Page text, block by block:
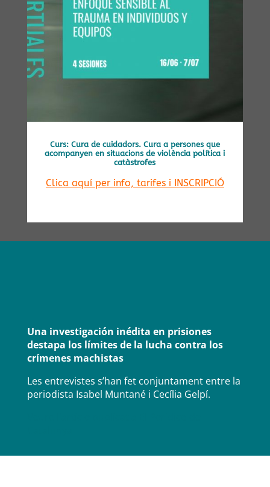
Curs: Cura de cuidadors. Cura a persones que
acompanyen en situacions de violència política i
catàstrofes
Clica aquí per info, tarifes i INSCRIPCIÓ
Una investigación inédita en prisiones
destapa los límitesde la lucha contra los
crímenes machistas
Les entrevistes s’han fet conjuntament entre la
periodista Isabel Muntané i Cecília Gelpí.